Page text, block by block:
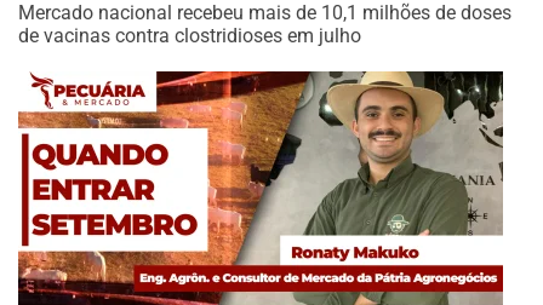
Mercado nacional recebeu mais de 10,1 milhões de doses
de vacinas contra clostridioses em julho